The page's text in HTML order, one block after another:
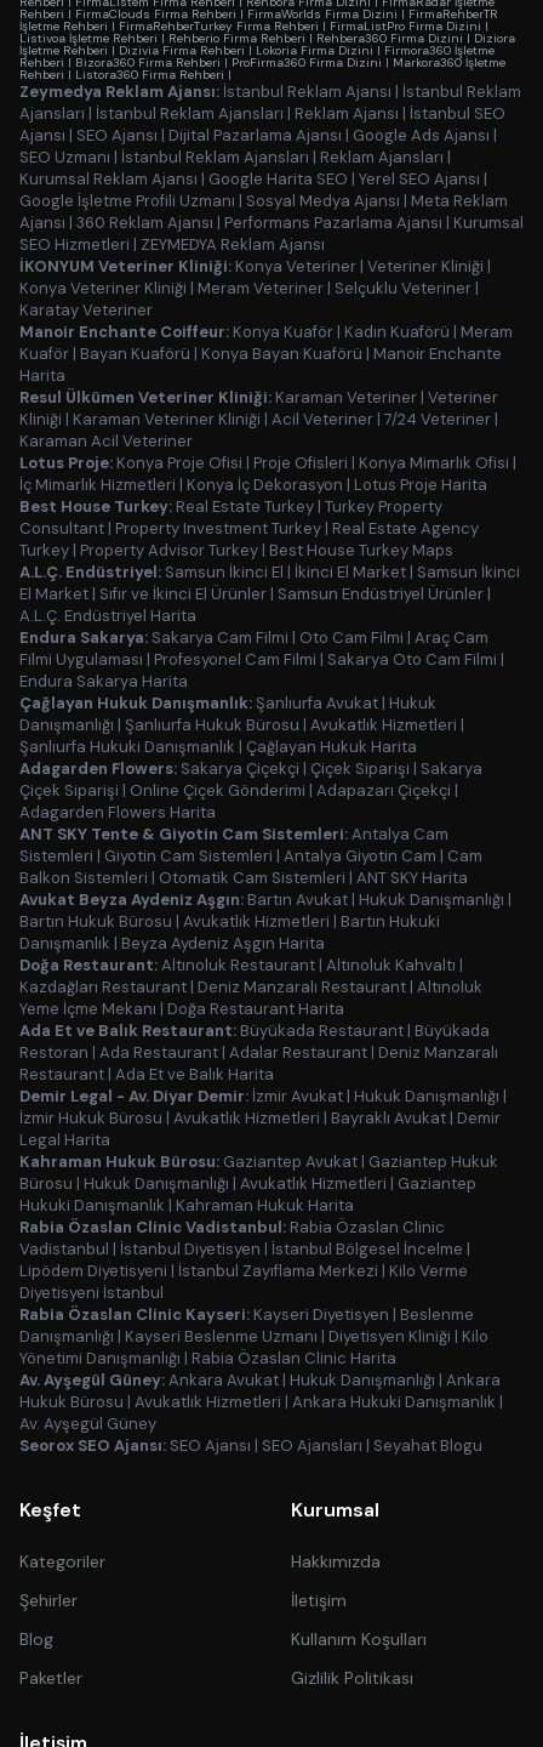
Rehberi | FirmaClouds Firma Rehberi | FirmaWorlds Firma Dizini | FirmaRehberTR
İşletme Rehberi | FirmaRehberTurkey Firma Rehberi | FirmaListPro Firma Dizini |
Listivoa İşletme Rehberi | Rehberio Firma Rehberi | Rehbera360 Firma Dizini | Diziora
İşletme Rehberi | Dizivia Firma Rehberi | Lokoria Firma Dizini | Firmora360 İşletme
Rehberi | Bizora360 Firma Rehberi | ProFirma360 Firma Dizini | Markora360 İşletme
Rehberi | Listora360 Firma Rehberi |
Zeymedya Reklam Ajansı: İstanbul Reklam Ajansı | İstanbul Reklam
Ajansları | İstanbul Reklam Ajansları | Reklam Ajansı | İstanbul SEO
Ajansı | SEO Ajansı | Dijital Pazarlama Ajansı | Google Ads Ajansı |
SEO Uzmanı | İstanbul Reklam Ajansları | Reklam Ajansları |
Kurumsal Reklam Ajansı | Google Harita SEO | Yerel SEO Ajansı |
Google İşletme Profili Uzmanı | Sosyal Medya Ajansı | Meta Reklam
Ajansı | 360 Reklam Ajansı | Performans Pazarlama Ajansı | Kurumsal
SEO Hizmetleri | ZEYMEDYA Reklam Ajansı
İKONYUM Veteriner Kliniği: Konya Veteriner | Veteriner Kliniği |
Konya Veteriner Kliniği | Meram Veteriner | Selçuklu Veteriner |
Karatay Veteriner
Manoir Enchante Coiffeur: Konya Kuaför | Kadın Kuaförü | Meram
Kuaför | Bayan Kuaförü | Konya Bayan Kuaförü | Manoir Enchante
Harita
Resul Ülkümen Veteriner Kliniği: Karaman Veteriner | Veteriner
Kliniği | Karaman Veteriner Kliniği | Acil Veteriner | 7/24 Veteriner |
Karaman Acil Veteriner
Lotus Proje: Konya Proje Ofisi | Proje Ofisleri | Konya Mimarlık Ofisi |
İç Mimarlık Hizmetleri | Konya İç Dekorasyon | Lotus Proje Harita
Best House Turkey: Real Estate Turkey | Turkey Property
Consultant | Property Investment Turkey | Real Estate Agency
Turkey | Property Advisor Turkey | Best House Turkey Maps
A.L.Ç. Endüstriyel: Samsun İkinci El | İkinci El Market | Samsun İkinci
El Market | Sıfır ve İkinci El Ürünler | Samsun Endüstriyel Ürünler |
A.L.Ç. Endüstriyel Harita
Endura Sakarya: Sakarya Cam Filmi | Oto Cam Filmi | Araç Cam
Filmi Uygulaması | Profesyonel Cam Filmi | Sakarya Oto Cam Filmi |
Endura Sakarya Harita
Çağlayan Hukuk Danışmanlık:Şanlıurfa Avukat | Hukuk
Danışmanlığı | Şanlıurfa Hukuk Bürosu | Avukatlık Hizmetleri |
Şanlıurfa Hukuki Danışmanlık | Çağlayan Hukuk Harita
Adagarden Flowers: Sakarya Çiçekçi | Çiçek Siparişi | Sakarya
Çiçek Siparişi | Online Çiçek Gönderimi | Adapazarı Çiçekçi |
Adagarden Flowers Harita
ANT SKY Tente & Giyotin Cam Sistemleri:Antalya Cam
Sistemleri | Giyotin Cam Sistemleri | Antalya Giyotin Cam | Cam
Balkon Sistemleri | Otomatik Cam Sistemleri | ANT SKY Harita
Avukat Beyza Aydeniz Aşgın: Bartın Avukat | Hukuk Danışmanlığı |
Bartın Hukuk Bürosu | Avukatlık Hizmetleri | Bartın Hukuki
Danışmanlık | Beyza Aydeniz Aşgın Harita
Doğa Restaurant:Altınoluk Restaurant | Altınoluk Kahvaltı |
Kazdağları Restaurant | Deniz Manzaralı Restaurant | Altınoluk
Yeme İçme Mekanı | Doğa Restaurant Harita
Ada Et ve Balık Restaurant: Büyükada Restaurant | Büyükada
Restoran | Ada Restaurant | Adalar Restaurant | Deniz Manzaralı
Restaurant | Ada Et ve Balık Harita
Demir Legal - Av. Diyar Demir: İzmir Avukat | Hukuk Danışmanlığı |
İzmir Hukuk Bürosu | Avukatlık Hizmetleri | Bayraklı Avukat | Demir
Legal Harita
Kahraman Hukuk Bürosu: Gaziantep Avukat | Gaziantep Hukuk
Bürosu | Hukuk Danışmanlığı | Avukatlık Hizmetleri | Gaziantep
Hukuki Danışmanlık | Kahraman Hukuk Harita
Rabia Özaslan Clinic Vadistanbul: Rabia Özaslan Clinic
Vadistanbul | İstanbul Diyetisyen | İstanbul Bölgesel İncelme |
Lipödem Diyetisyeni | İstanbul Zayıflama Merkezi | Kilo Verme
Diyetisyeni İstanbul
Rabia Özaslan Clinic Kayseri: Kayseri Diyetisyen | Beslenme
Danışmanlığı | Kayseri Beslenme Uzmanı | Diyetisyen Kliniği | Kilo
Yönetimi Danışmanlığı | Rabia Özaslan Clinic Harita
Av. Ayşegül Güney:Ankara Avukat | Hukuk Danışmanlığı | Ankara
Hukuk Bürosu | Avukatlık Hizmetleri | Ankara Hukuki Danışmanlık |
Av. Ayşegül Güney
Seorox SEO Ajansı: SEO Ajansı | SEO Ajansları | Seyahat Blogu
Keşfet
Kategoriler
Şehirler
Blog
Paketler
Kurumsal
Hakkımızda
İletişim
Kullanım Koşulları
Gizlilik Politikası